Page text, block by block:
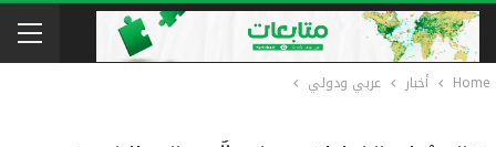
Home أخبار عربي ودولي